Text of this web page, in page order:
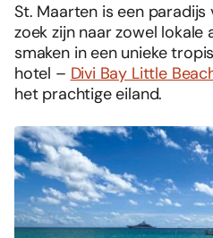
St. Maarten is een
zoek zijn naar zowel lokale
smaken in een unieke
hotel – Divi Bay Little
het prachtige eiland.